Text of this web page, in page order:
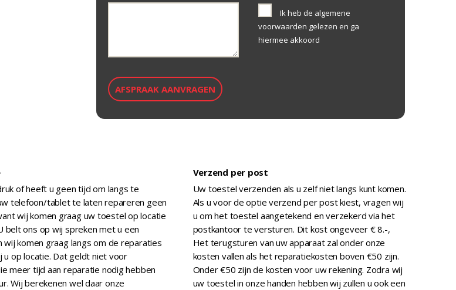
Ik heb de algemene
voorwaarden gelezen en ga
hiermee akkoord
of heeft u geen tijd om langs te
telefoon/tablet te laten repareren geen
wij komen graag uw toestel op locatie
belt ons op wij spreken met u een
wij komen graag langs om de reparaties
u op locatie. Dat geldt niet voor
meer tijd aan reparatie nodig hebben
Wij berekenen wel daar onze
Verzend per post
Uw toestel verzenden als u zelf niet langs kunt komen.
Als u voor de optie verzend per post kiest, vragen wij
u om het toestel aangetekend en verzekerd via het
postkantoor te versturen. Dit kost ongeveer € 8.-,
Het terugsturen van uw apparaat zal onder onze
kosten vallen als het reparatiekosten boven €50 zijn.
Onder €50 zijn de kosten voor uw rekening. Zodra wij
uw toestel in onze handen hebben wij zullen u ook een